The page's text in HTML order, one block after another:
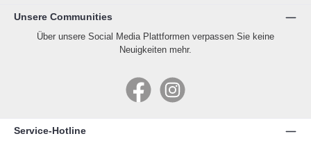
Unsere Communities
Über unsere Social Media Plattformen verpassen Sie keine
Neuigkeiten mehr.
FacebookInstagram
Service-Hotline